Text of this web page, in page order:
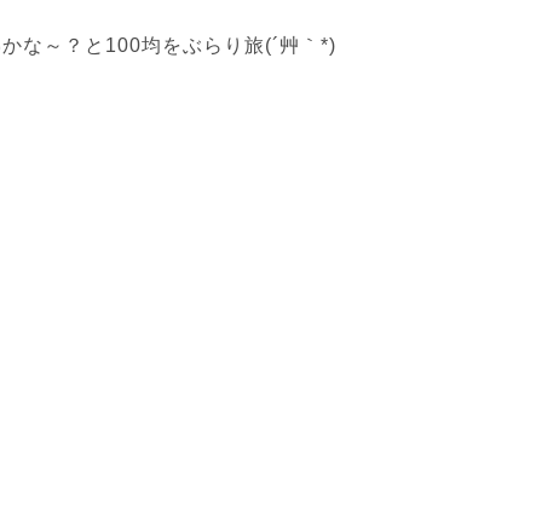
な～？と100均をぶらり旅(´艸｀*)